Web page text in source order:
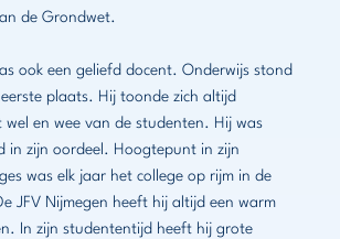
de Grondwet.
ook een geliefd docent. Onderwijs stond
plaats. Hij toonde zich altijd
wel en wee van de studenten. Hij was
in zijn oordeel. Hoogtepunt in zijn
was elk jaar het college op rijm in de
JFV Nijmegen heeft hij altijd een warm
In zijn studententijd heeft hij grote